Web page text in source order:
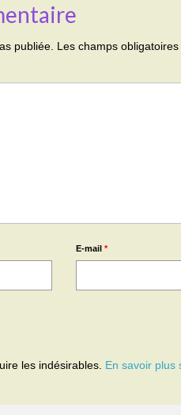
publiée. Les champs
E-mail*
les indésirables. En savoir plus